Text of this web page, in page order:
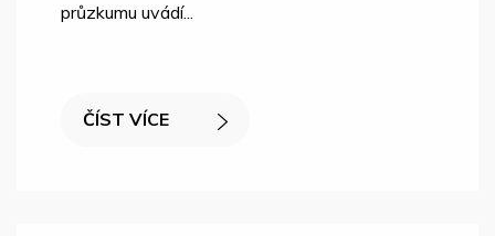
průzkumu uvádí...
ČÍST VÍCE